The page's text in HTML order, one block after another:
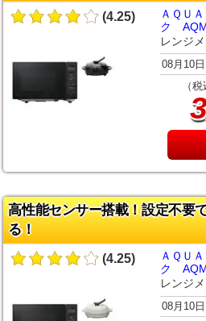
(4.25)
ＡＱＵ
ク
レンジ
08月10
（税
高性能センサー搭載！設定不要
る！
(4.25)
ＡＱＵ
ク
レンジ
08月10